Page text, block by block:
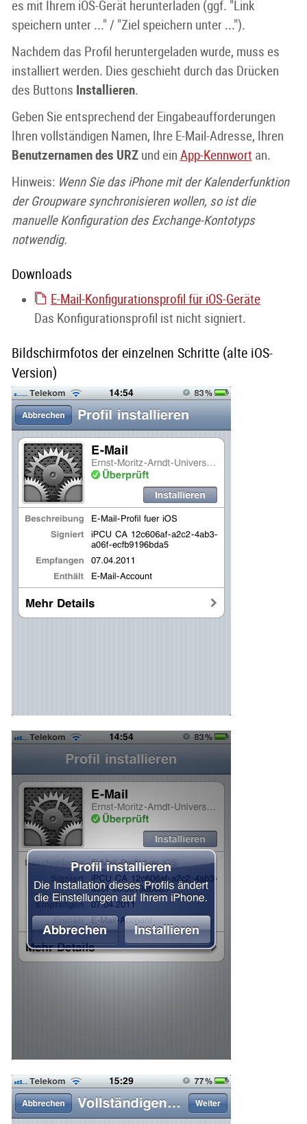
es mit Ihrem iOS-Gerät herunterladen (ggf. "Link
speichern unter ..." / "Ziel speichern unter ...").
Nachdem das Profil heruntergeladen wurde, muss es
installiert werden. Dies geschieht durch das Drücken
des Buttons Installieren.
Geben Sie entsprechend der Eingabeaufforderungen
Ihren vollständigen Namen, Ihre E-Mail-Adresse, Ihren
Benutzernamen des URZund ein App-Kennwort an.
Hinweis: Wenn Sie das iPhone mit der Kalenderfunktion
der Groupware synchronisieren wollen, so ist die
manuelle Konfiguration des Exchange-Kontotyps
notwendig.
Downloads
E-Mail-Konfigurationsprofil für iOS-Geräte
Das Konfigurationsprofil ist nicht signiert.
Bildschirmfotos der einzelnen Schritte (alte iOS-
Version)